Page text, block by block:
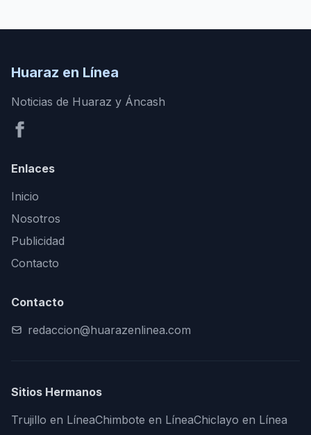
Huaraz en Línea
Noticias de Huaraz y Áncash
Enlaces
Inicio
Nosotros
Publicidad
Contacto
Contacto
redaccion@huarazenlinea.com
Sitios Hermanos
Trujillo en LíneaChimbote en LíneaChiclayo en Línea